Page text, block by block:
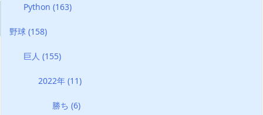
Python(163)
野球 (158)
巨人(155)
2022年 (11)
勝ち(6)